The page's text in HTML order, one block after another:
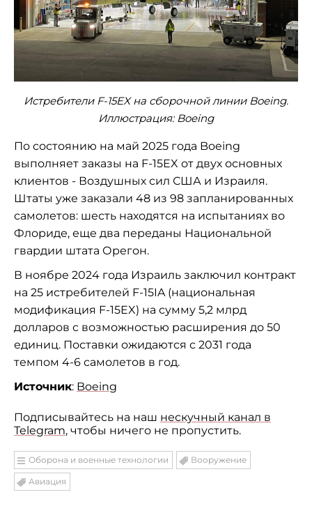
Истребители F-15EX на сборочной линии Boeing.
Иллюстрация: Boeing
По состоянию на май 2025 года Boeing
выполняет заказы на F-15EX от двух основных
клиентов - Воздушных сил США и Израиля.
Штаты уже заказали 48 из 98 запланированных
самолетов: шесть находятся на испытаниях во
Флориде, еще два переданы Национальной
гвардии штата Орегон.
В ноябре 2024 года Израиль заключил контракт
на 25 истребителей F-15IA (национальная
модификация F-15EX) на сумму 5,2 млрд
долларов с возможностью расширения до 50
единиц. Поставки ожидаются с 2031 года
темпом 4-6 самолетов в год.
Источник: Boeing
Подписывайтесь на наш нескучный канал в
Telegram, чтобы ничего не пропустить.
Оборона и военные технологии Вооружение
Авиация